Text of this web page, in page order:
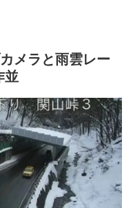
メラと雨雲レー
並